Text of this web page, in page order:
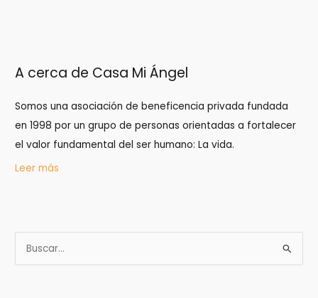
A cerca de Casa Mi Ángel
Somos una asociación de beneficencia privada fundada
en 1998 por un grupo de personas orientadas a fortalecer
el valor fundamental del ser humano: La vida.
Leer más
u